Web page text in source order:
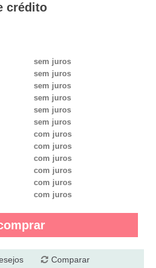
crédito
sem juros
sem juros
sem juros
sem juros
sem juros
sem juros
com juros
com juros
com juros
com juros
com juros
com juros
Comparar